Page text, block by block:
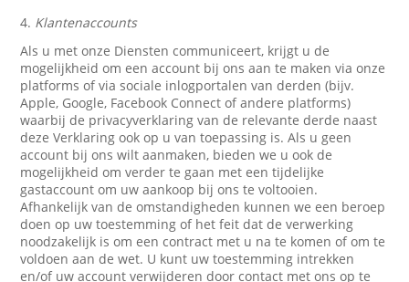
4. Klantenaccounts
Als u met onze Diensten communiceert, krijgt u de
mogelijkheid om een account bij ons aan te maken via onze
platforms of via sociale inlogportalen van derden (bijv.
Apple, Google, Facebook Connect of andere platforms)
waarbij de privacyverklaring van de relevante derde naast
deze Verklaring ook op u van toepassing is. Als u geen
account bij ons wilt aanmaken, bieden we u ook de
mogelijkheid om verder te gaan met een tijdelijke
gastaccount om uw aankoop bij ons te voltooien.
Afhankelijk van de omstandigheden kunnen we een beroep
doen op uw toestemming of het feit dat de verwerking
noodzakelijk is om een contract met u na te komen of om te
voldoen aan de wet. U kunt uw toestemming intrekken
en/of uw account verwijderen door contact met ons op te